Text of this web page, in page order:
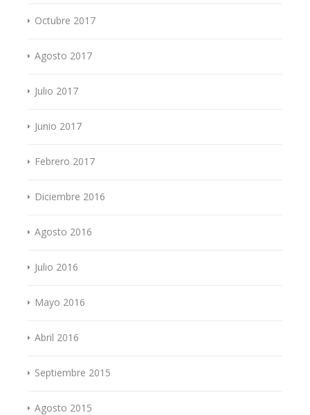
Octubre 2017
Agosto 2017
Julio 2017
Junio 2017
Febrero 2017
Diciembre 2016
Agosto 2016
Julio 2016
Mayo 2016
Abril 2016
Septiembre 2015
Agosto 2015